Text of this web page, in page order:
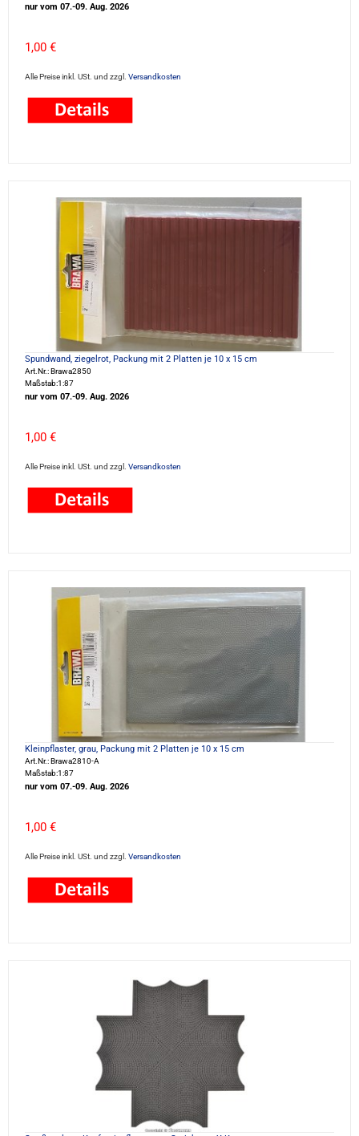
nur vom 07.-09. Aug. 2026
1,00 €
Alle Preise inkl. USt. und zzgl. Versandkosten
Spundwand, ziegelrot, Packung mit 2 Platten je 10 x 15 cm
Art.Nr.: Brawa2850
Maßstab:1:87
nur vom 07.-09. Aug. 2026
1,00 €
Alle Preise inkl. USt. und zzgl. Versandkosten
Kleinpflaster, grau, Packung mit 2 Platten je 10 x 15 cm
Art.Nr.: Brawa2810-A
Maßstab:1:87
nur vom 07.-09. Aug. 2026
1,00 €
Alle Preise inkl. USt. und zzgl. Versandkosten